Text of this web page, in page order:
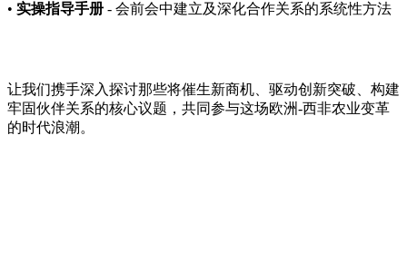
• 实操指导手册 - 会前会中建立及深化合作关系的系统性方法
让我们携手深入探讨那些将催生新商机、驱动创新突破、构建
牢固伙伴关系的核心议题，共同参与这场欧洲-西非农业变革
的时代浪潮。